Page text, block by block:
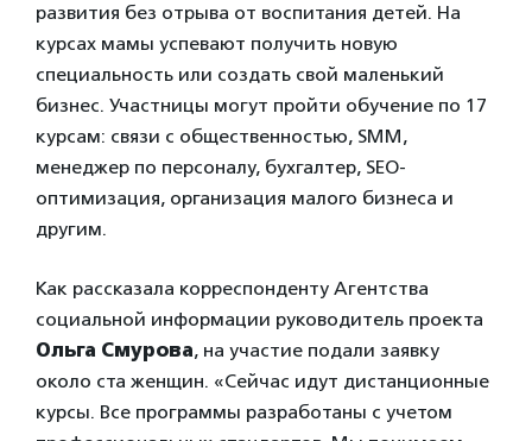
развития без отрыва от воспитания детей. На
курсах мамы успевают получить новую
специальность или создать свой маленький
бизнес. Участницы могут пройти обучение по 17
курсам: связи с общественностью, SMM,
менеджер по персоналу, бухгалтер, SEO-
оптимизация, организация малого бизнеса и
другим.
Как рассказала корреспонденту Агентства
социальной информации руководитель проекта
Ольга Смурова, на участие подали заявку
около ста женщин. «Сейчас идут дистанционные
курсы. Все программы разработаны с учетом